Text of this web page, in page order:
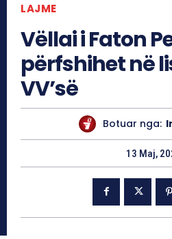
LAJME
Vëllai i Faton
përfshihet në
VV’së
Botuar nga:
13 Maj,